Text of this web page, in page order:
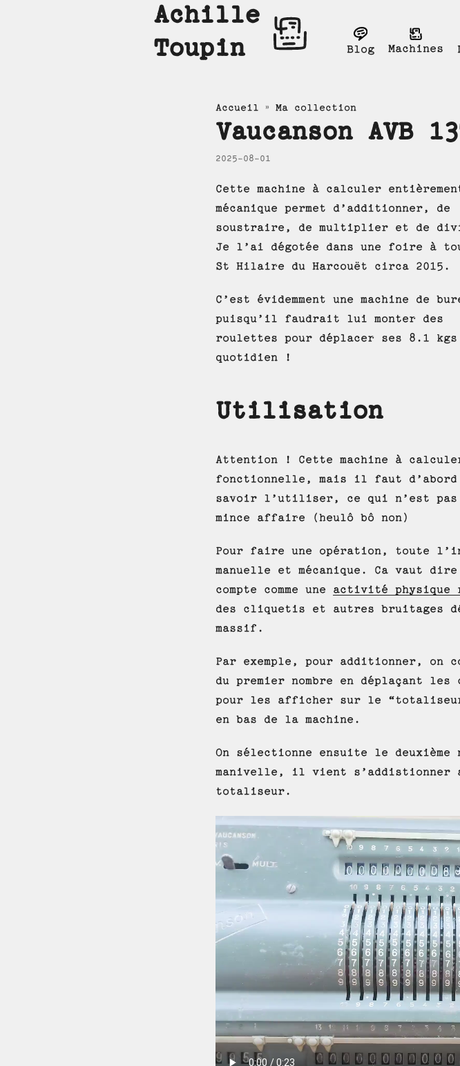
Achille
Toupin
Blog Machines
Accueil » Ma collection
Vaucanson AVB
2025-08-01
Cette machine à calculer
mécanique permet d’additionner, de
soustraire, de multiplier et de
Je l’ai dégotée dans une foire à
St Hilaire du Harcouët circa 2015.
C’est évidemment une machine de
puisqu’il faudrait lui monter des
roulettes pour déplacer ses 8.1 kgs
quotidien !
Utilisation
Attention ! Cette machine à
fonctionnelle, mais il faut d’abord
savoir l’utiliser, ce qui n’est pas
mince affaire (heulô bô non)
Pour faire une opération, toute
manuelle et mécanique. Ca vaut
compte comme une activité physique
des cliquetis et autres bruitages
massif.
Par exemple, pour additionner, on
du premier nombre en déplaçant
pour les afficher sur le
en bas de la machine.
On sélectionne ensuite le
manivelle, il vient s’addistionner
totaliseur.